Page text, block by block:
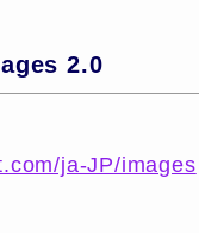
2.0
ja-JP/images